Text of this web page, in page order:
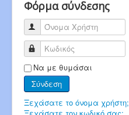
Φόρμα σύνδεσης
Όνομα Χρήστη
Κωδικός
Να με θυμάσαι
Σύνδεση
Ξεχάσατε το όνομα χρήστη;